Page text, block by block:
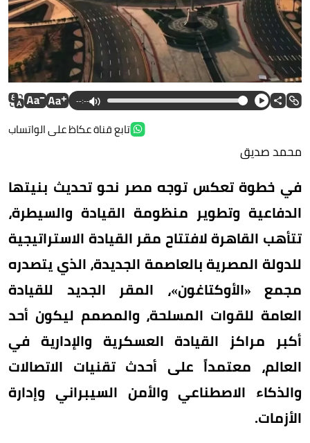
--:--
تابع قناة عكاظ على الواتساب
محمد صديق
في خطوة تعكس توجه مصر نحو تحديث بنيتها
الدفاعية وتطوير منظومة القيادة والسيطرة،
تتأهب القاهرة لافتتاح مقر القيادة الاستراتيجية
للدولة المصرية بالعاصمة الجديدة، الذي يتصدره
مجمع «الأوكتاغون»، المقر الجديد للقيادة
العامة للقوات المسلحة، والمصمم ليكون أحد
أكبر مراكز القيادة العسكرية والإدارية في
العالم، معتمداً على أحدث تقنيات الاتصالات
والذكاء الاصطناعي والأمن السيبراني وإدارة
الأزمات.